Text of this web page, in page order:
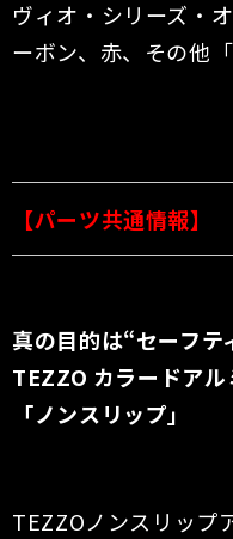
ヴィオ・シリーズ・
ーボン、赤、その他
【パーツ共通情報】
真の目的は“セーフテ
TEZZO カラードア
「ノンスリップ」
TEZZOノンスリップ